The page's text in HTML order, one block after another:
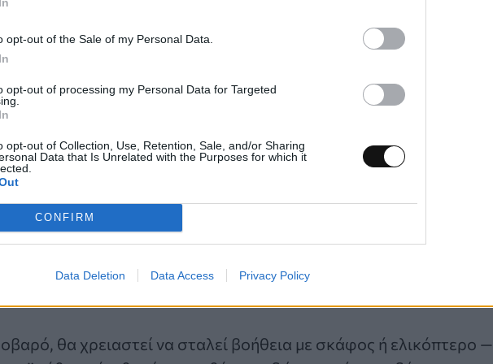
opt-out of the Sale of my Personal Data.
opt-out of processing my Personal Data for Targeted
opt-out of Collection, Use, Retention, Sale, and/or Sharing
Data that Is Unrelated with the Purposes for which it
CONFIRM
Data Deletion Data Access Privacy Policy
εγκατάλειψή του, συνθέτουν μια βαριά ατμόσφαιρα.
η πρόσβαση στην Poveglia;
έξι δεκαετίες εγκατάλειψης, η φύση έχει αρχίσει να καταπίνει τα
και χωρίς τακτική συντήρηση, οι δομές θεωρούνται επικίνδυνες.
να εξερευνήσει το νησί ρισκάρει σοβαρό τραυματισμό, αφού τα
θα χρειαστεί να σταλεί βοήθεια με σκάφος ή ελικόπτερο —